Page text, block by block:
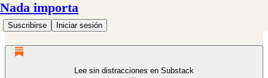
Nada importa
Suscribirse Iniciar sesión
Lee sin distracciones en Substack